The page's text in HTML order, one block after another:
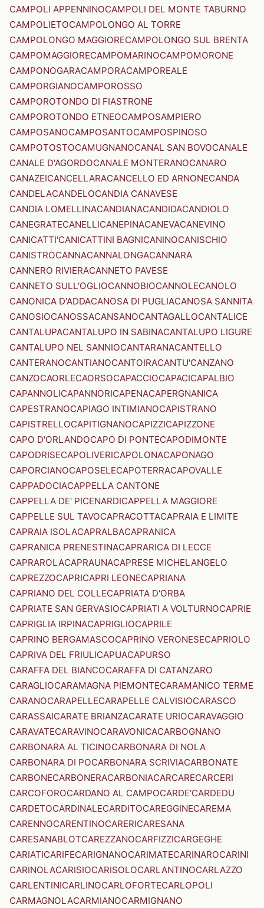
CAMPOLI APPENNINOCAMPOLI DEL MONTE TABURNO
CAMPOLIETOCAMPOLONGO AL TORRE
CAMPOLONGO MAGGIORECAMPOLONGO SUL BRENTA
CAMPOMAGGIORECAMPOMARINOCAMPOMORONE
CAMPONOGARACAMPORACAMPOREALE
CAMPORGIANOCAMPOROSSO
CAMPOROTONDO DI FIASTRONE
CAMPOROTONDO ETNEOCAMPOSAMPIERO
CAMPOSANOCAMPOSANTOCAMPOSPINOSO
CAMPOTOSTOCAMUGNANOCANAL SAN BOVOCANALE
CANALE D'AGORDOCANALE MONTERANOCANARO
CANAZEICANCELLARACANCELLO ED ARNONECANDA
CANDELACANDELOCANDIA CANAVESE
CANDIA LOMELLINACANDIANACANDIDACANDIOLO
CANEGRATECANELLICANEPINACANEVACANEVINO
CANICATTI'CANICATTINI BAGNICANINOCANISCHIO
CANISTROCANNACANNALONGACANNARA
CANNERO RIVIERACANNETO PAVESE
CANNETO SULL'OGLIOCANNOBIOCANNOLECANOLO
CANONICA D'ADDACANOSA DI PUGLIACANOSA SANNITA
CANOSIOCANOSSACANSANOCANTAGALLOCANTALICE
CANTALUPACANTALUPO IN SABINACANTALUPO LIGURE
CANTALUPO NEL SANNIOCANTARANACANTELLO
CANTERANOCANTIANOCANTOIRACANTU'CANZANO
CANZOCAORLECAORSOCAPACCIOCAPACICAPALBIO
CAPANNOLICAPANNORICAPENACAPERGNANICA
CAPESTRANOCAPIAGO INTIMIANOCAPISTRANO
CAPISTRELLOCAPITIGNANOCAPIZZICAPIZZONE
CAPO D'ORLANDOCAPO DI PONTECAPODIMONTE
CAPODRISECAPOLIVERICAPOLONACAPONAGO
CAPORCIANOCAPOSELECAPOTERRACAPOVALLE
CAPPADOCIACAPPELLA CANTONE
CAPPELLA DE' PICENARDICAPPELLA MAGGIORE
CAPPELLE SUL TAVOCAPRACOTTACAPRAIA E LIMITE
CAPRAIA ISOLACAPRALBACAPRANICA
CAPRANICA PRENESTINACAPRARICA DI LECCE
CAPRAROLACAPRAUNACAPRESE MICHELANGELO
CAPREZZOCAPRICAPRI LEONECAPRIANA
CAPRIANO DEL COLLECAPRIATA D'ORBA
CAPRIATE SAN GERVASIOCAPRIATI A VOLTURNOCAPRIE
CAPRIGLIA IRPINACAPRIGLIOCAPRILE
CAPRINO BERGAMASCOCAPRINO VERONESECAPRIOLO
CAPRIVA DEL FRIULICAPUACAPURSO
CARAFFA DEL BIANCOCARAFFA DI CATANZARO
CARAGLIOCARAMAGNA PIEMONTECARAMANICO TERME
CARANOCARAPELLECARAPELLE CALVISIOCARASCO
CARASSAICARATE BRIANZACARATE URIOCARAVAGGIO
CARAVATECARAVINOCARAVONICACARBOGNANO
CARBONARA AL TICINOCARBONARA DI NOLA
CARBONARA DI POCARBONARA SCRIVIACARBONATE
CARBONECARBONERACARBONIACARCARECARCERI
CARCOFOROCARDANO AL CAMPOCARDE'CARDEDU
CARDETOCARDINALECARDITOCAREGGINECAREMA
CARENNOCARENTINOCARERICARESANA
CARESANABLOTCAREZZANOCARFIZZICARGEGHE
CARIATICARIFECARIGNANOCARIMATECARINAROCARINI
CARINOLACARISIOCARISOLOCARLANTINOCARLAZZO
CARLENTINICARLINOCARLOFORTECARLOPOLI
CARMAGNOLACARMIANOCARMIGNANO